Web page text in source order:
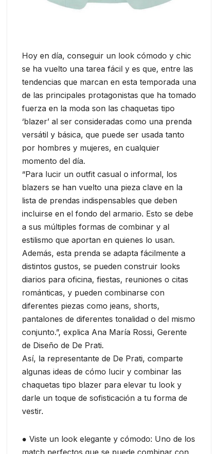
Hoy en día, conseguir un look cómodo y chic
se ha vuelto una tarea fácil y es que, entre las
tendencias que marcan en esta temporada una
de las principales protagonistas que ha tomado
fuerza en la moda son las chaquetas tipo
‘blazer’ al ser consideradas como una prenda
versátil y básica, que puede ser usada tanto
por hombres y mujeres, en cualquier
momento del día.
“Para lucir un outfit casual o informal, los
blazers se han vuelto una pieza clave en la
lista de prendas indispensables que deben
incluirse en el fondo del armario. Esto se debe
a sus múltiples formas de combinar y al
estilismo que aportan en quienes lo usan.
Además, esta prenda se adapta fácilmente a
distintos gustos, se pueden construir looks
diarios para oficina, fiestas, reuniones o citas
románticas, y pueden combinarse con
diferentes piezas como jeans, shorts,
pantalones de diferentes tonalidad o del mismo
conjunto.”, explica Ana María Rossi, Gerente
de Diseño de De Prati.
Así, la representante de De Prati, comparte
algunas ideas de cómo lucir y combinar las
chaquetas tipo blazer para elevar tu look y
darle un toque de sofisticación a tu forma de
vestir.
● Viste un look elegante y cómodo: Uno de los
match perfectos que se puede combinar con